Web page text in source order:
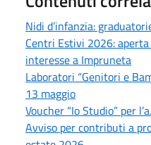
Nidi d’infanzia:
Centri Estivi 2026:
interesse a Impruneta
Laboratori “Genitori e
13 maggio
Voucher “Io Studio” per
Avviso per contributi a